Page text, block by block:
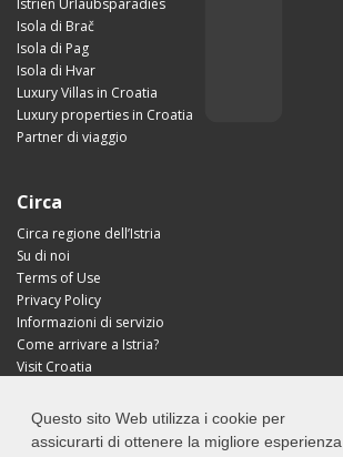
Questo sito Web utilizza i cookie per
assicurarti di ottenere la migliore esperienza
Istrien Urlaubsparadies
Isola di Brač
Isola di Pag
Isola di Hvar
Luxury Villas in Croatia
Luxury properties in Croatia
Partner di viaggio
Circa
Circa regione dell’Istria
Su di noi
Terms of Use
Privacy Policy
Informazioni di servizio
Come arrivare a Istria?
Visit Croatia